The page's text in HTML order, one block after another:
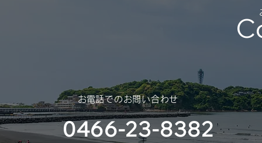
（神奈川大
部様）
​お電話でのお問い合わせ
0466-23-8382